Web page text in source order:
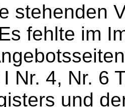
stehenden
fehlte im
Nr. 4, Nr. 6
und